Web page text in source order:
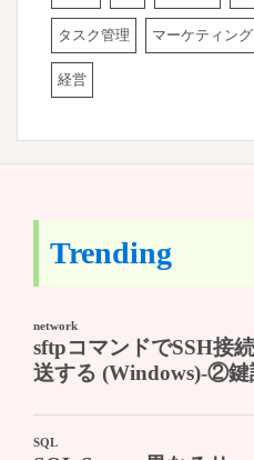
タスク管理 マーケティング
経営
Trending